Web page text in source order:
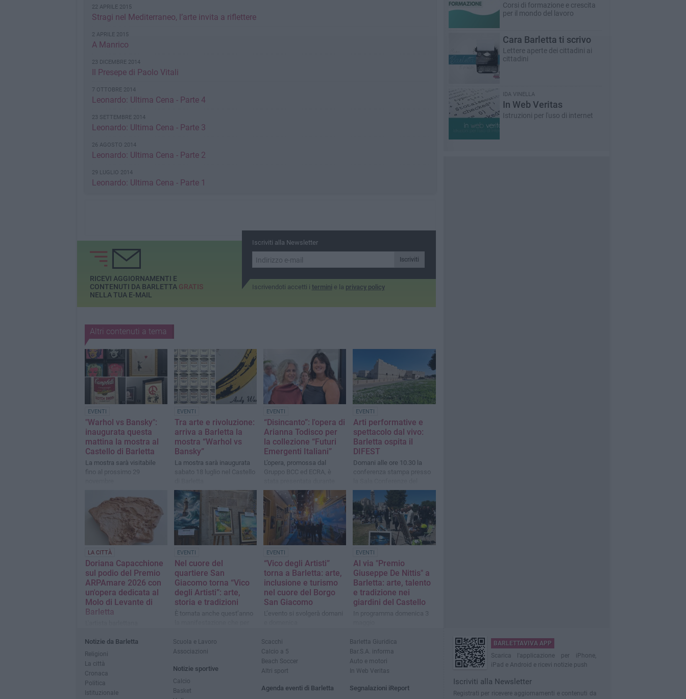
22 APRILE 2015
Stragi nel Mediterraneo, l’arte invita a riflettere
2 APRILE 2015
A Manrico
23 DICEMBRE 2014
Il Presepe di Paolo Vitali
7 OTTOBRE 2014
Leonardo: Ultima Cena - Parte 4
23 SETTEMBRE 2014
Leonardo: Ultima Cena - Parte 3
26 AGOSTO 2014
Leonardo: Ultima Cena - Parte 2
29 LUGLIO 2014
Leonardo: Ultima Cena - Parte 1
Iscriviti alla Newsletter
Iscriviti
Iscrivendoti accetti i termini e la privacy policy
RICEVI AGGIORNAMENTI E
CONTENUTI DA BARLETTA GRATIS
NELLA TUA E-MAIL
Altri contenuti a tema
EVENTI
"Warhol vs Bansky":
inaugurata questa
mattina la mostra al
Castello di Barletta
La mostra sarà visitabile
fino al prossimo 29
EVENTI
Tra arte e rivoluzione:
arriva a Barletta la
mostra “Warhol vs
Bansky”
La mostra sarà inaugurata
sabato 18 luglio nel Castello
EVENTI
“Disincanto”: l'opera di
Arianna Todisco per
la collezione “Futuri
Emergenti Italiani”
L’opera, promossa dal
Gruppo BCC ed ECRA, è
l’inaugurazione della filiale
di Barletta
EVENTI
Arti performative e
spettacolo dal vivo:
Barletta ospita il
DIFEST
Domani alle ore 10.30 la
conferenza stampa presso
Castello di Barletta
LA CITTÀ
Doriana Capacchione
sul podio del Premio
ARPAmare 2026 con
un'opera dedicata al
Molo di Levante di
Barletta
il secondo anno
consecutivo con
41.323900°N 16.294968
EVENTI
Nel cuore del
quartiere San
Giacomo torna “Vico
degli Artisti”: arte,
storia e tradizioni
È tornata anche quest’anno
Torto
EVENTI
“Vico degli Artisti”
torna a Barletta: arte,
inclusione e turismo
nel cuore del Borgo
San Giacomo
L’evento si svolgerà domani
EVENTI
Al via "Premio
Giuseppe De Nittis" a
Barletta: arte, talento
e tradizione nei
giardini del Castello
In programma domenica 3
Corsi di formazione e crescita
per il mondo del lavoro
Cara Barletta ti scrivo
Lettere aperte dei cittadini ai
cittadini
IDA VINELLA
In Web Veritas
Istruzioni per l'uso di internet
Notizie da Barletta
Religioni
La città
Cronaca
Politica
Istituzionale
Scuola e Lavoro
Associazioni
Notizie sportive
Calcio
Basket
Scacchi
Calcio a 5
Beach Soccer
Altri sport
Agenda eventi di Barletta
Barletta Giuridica
Bar.S.A. informa
Auto e motori
In Web Veritas
Segnalazioni iReport
BARLETTAVIVA APP
Scarica l'applicazione per iPhone,
iPad e Android e ricevi notizie push
Iscriviti alla Newsletter
Registrati per ricevere aggiornamenti e contenuti da